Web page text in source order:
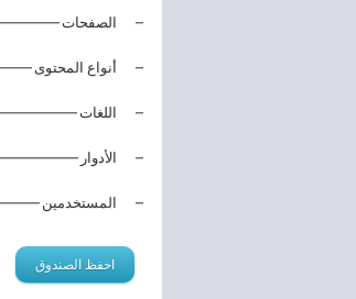
الصفحات
أنواع المحتوى
اللغات
الأدوار
المستخدمين